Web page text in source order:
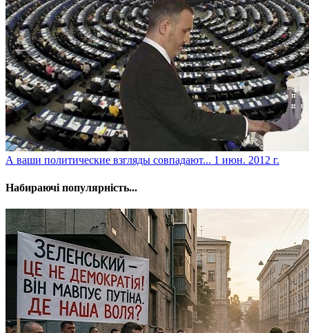
А ваши политические взгляды совпадают... 1 июн. 2012 г.
Набираючі популярність...